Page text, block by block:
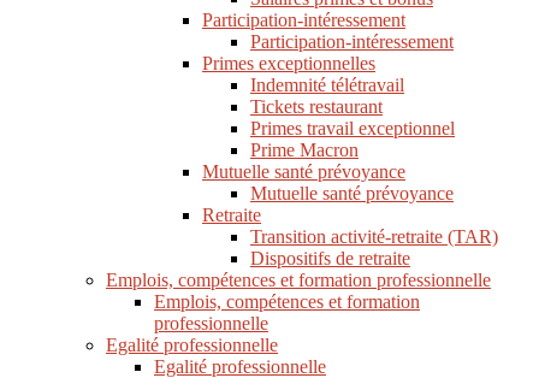
Participation-intéressement
Participation-intéressement
Primes exceptionnelles
Indemnité télétravail
Tickets restaurant
Primes travail exceptionnel
Prime Macron
Mutuelle santé prévoyance
Mutuelle santé prévoyance
Retraite
Transition activité-retraite (TAR)
Dispositifs de retraite
Emplois, compétences et formation professionnelle
Emplois, compétences et formation
professionnelle
Egalité professionnelle
Egalité professionnelle